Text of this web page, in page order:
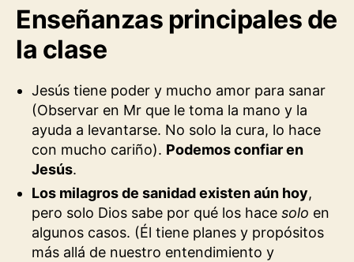
Enseñanzas principales de
la clase
Jesús tiene poder y mucho amor para sanar
(Observar en Mr que le toma la mano y la
ayuda a levantarse. No solo la cura, lo hace
con mucho cariño). Podemos confiar en
Jesús.
Los milagros de sanidad existen aún hoy,
pero solo Dios sabe por qué los hace solo en
algunos casos. (Él tiene planes y propósitos
más allá de nuestro entendimiento y